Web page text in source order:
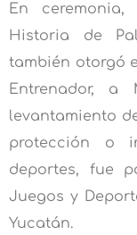
En
Historia de
también otorgó
Entrenador, a
levantamiento
protección o
deportes, fue
Juegos y
Yucatán.